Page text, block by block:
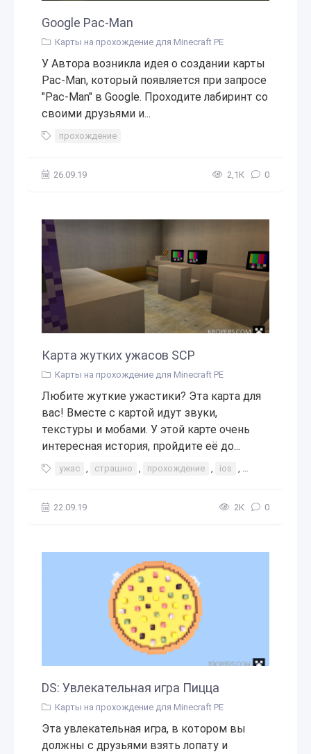
Google Pac-Man
Карты на прохождение для Minecraft PE
У Автора возникла идея о создании карты
Pac-Man, который появляется при запросе
"Pac-Man" в Google. Проходите лабиринт со
своими друзьями и...
прохождение
26.09.19 2,1К 0
Карта жутких ужасов SCP
Карты на прохождение для Minecraft PE
Любите жуткие ужастики? Эта карта для
вас! Вместе с картой идут звуки,
текстуры и мобами. У этой карте очень
интересная история, пройдите её до...
ужас , страшно , прохождение , ios , android
22.09.19 2К 0
DS: Увлекательная игра Пицца
Карты на прохождение для Minecraft PE
Эта увлекательная игра, в котором вы
должны с друзьями взять лопату и